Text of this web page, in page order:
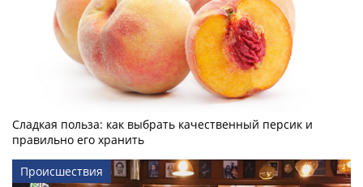
Сладкая польза: как выбрать качественный персик и
правильно его хранить
Происшествия